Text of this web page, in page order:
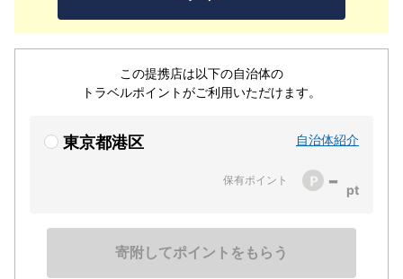
この提携店は以下の自治体の
トラベルポイントがご利用いただけます。
東京都港区 自治体紹介
保有ポイント -
寄附してポイントをもらう